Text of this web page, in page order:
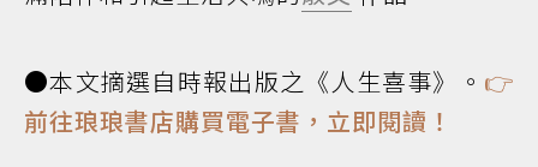
●本文摘選自時報出版之《人生喜事》。 👉
前往琅琅書店購買電子書，立即閱讀！